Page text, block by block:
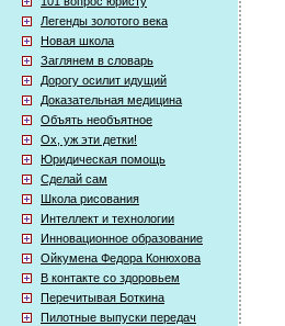
Легенды золотого века
Новая школа
Заглянем в словарь
Дорогу осилит идущий
Доказательная медицина
Объять необъятное
Ох, уж эти детки!
Юридическая помощь
Сделай сам
Школа рисования
Интеллект и технологии
Инновационное образование
Ойкумена Федора Конюхова
В контакте со здоровьем
Перечитывая Боткина
Пилотные выпуски передач